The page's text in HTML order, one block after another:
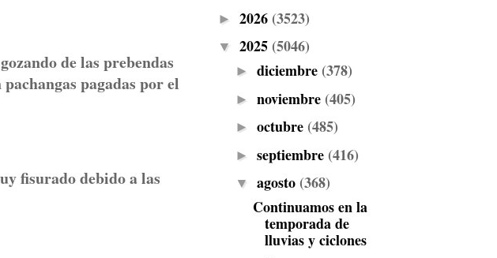
de las prebendas
pagadas por el
fisurado debido a las
► 2026 (3523)
▼ 2025 (5046)
► diciembre (378)
► noviembre (405)
► octubre (485)
► septiembre (416)
▼ agosto (368)
Continuamos en la
temporada de
lluvias y ciclones